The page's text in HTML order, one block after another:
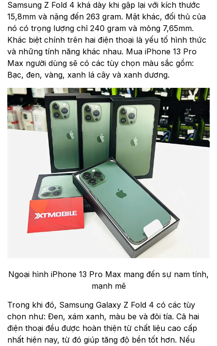
Samsung Z Fold 4 khá dày khi gập lại với kích thước
15,8mm và nặng đến 263 gram. Mặt khác, đối thủ của
nó có trọng lượng chỉ 240 gram và mỏng 7,65mm.
Khác biệt chính trên hai điện thoại là yếu tố hình thức
và những tính năng khác nhau. Mua iPhone 13 Pro
Max người dùng sẽ có các tùy chọn màu sắc gồm:
Bạc, đen, vàng, xanh lá cây và xanh dương.
Ngoại hình iPhone 13 Pro Max mang đến sự nam tính,
mạnh mẽ
Trong khi đó, Samsung Galaxy Z Fold 4 có các tùy
chọn như: Đen, xám xanh, màu be và đỏi tía. Cả hai
điện thoại đều được hoàn thiện từ chất liệu cao cấp
nhất hiện nay, từ đó giúp tăng độ bền tốt hơn. Nếu